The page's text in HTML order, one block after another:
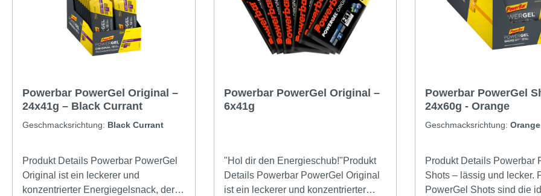
Powerbar PowerGel Original –
24x41g – Black Currant
Geschmacksrichtung: Black Currant
Produkt Details Powerbar PowerGel
Original ist ein leckerer und
konzentrierter Energiegelsnack, der
Powerbar PowerGel Original –
6x41g
"Hol dir den Energieschub!"Produkt
Details Powerbar PowerGel Original
ist ein leckerer und konzentrierter
Powerbar PowerGel
24x60g - Orange
Geschmacksrichtung: Orange
Produkt Details Powerbar PowerGel
Shots – lässig und lecker.
PowerGel Shots sind die